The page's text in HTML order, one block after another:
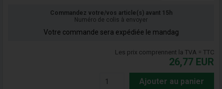
Commandez votre/vos article(s) avant 15h
Numéro de colis à envoyer
Votre commande sera expédiée le mandag
Les prix comprennent la TVA = TTC
26,77 EUR
Ajouter au panier